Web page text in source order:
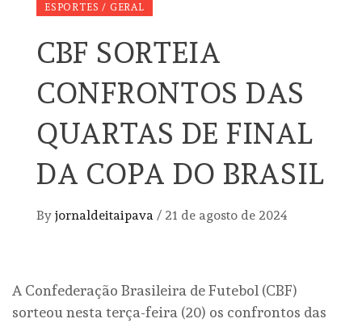
ESPORTES / GERAL
CBF SORTEIA
CONFRONTOS DAS
QUARTAS DE FINAL
DA COPA DO BRASIL
By jornaldeitaipava / 21 de agosto de 2024
A Confederação Brasileira de Futebol (CBF)
sorteou nesta terça-feira (20) os confrontos das